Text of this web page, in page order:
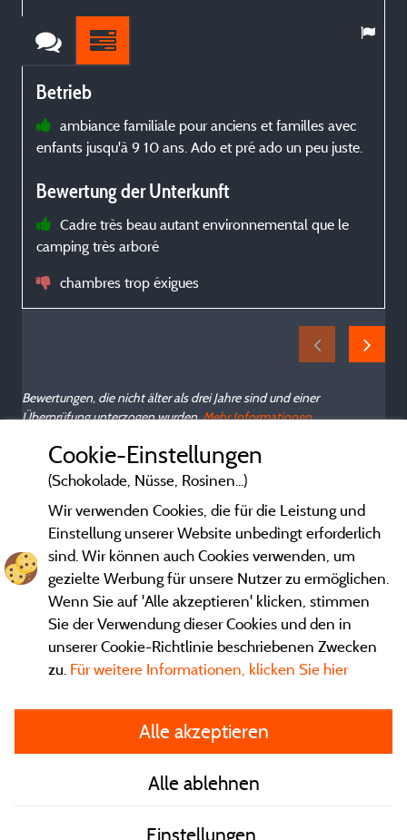
Betrieb
ambiance familiale pour anciens et familles avec
enfants jusqu'à 9 10 ans. Ado et pré ado un peu juste.
Bewertung der Unterkunft
Cadre très beau autant environnemental que le
camping très arboré
chambres trop éxigues
Bewertungen, die nicht älter als drei Jahre sind und einer
Überprüfung unterzogen wurden.Mehr Informationen
Gesetzliche Bedingungen
Herausgeberinformationen und Adressen
Kontakt
AGB
Cookie-Einstellungen
(Schokolade, Nüsse, Rosinen...)
Wir verwenden Cookies, die für die Leistung und
Einstellung unserer Website unbedingt erforderlich
sind. Wir können auch Cookies verwenden, um
gezielte Werbung für unsere Nutzer zu ermöglichen.
Wenn Sie auf 'Alle akzeptieren' klicken, stimmen
Sie der Verwendung dieser Cookies und den in
unserer Cookie-Richtlinie beschriebenen Zwecken
zu. Für weitere Informationen, klicken Sie hier
Alle akzeptieren
Alle ablehnen
Einstellungen